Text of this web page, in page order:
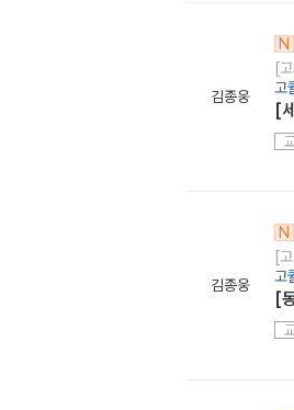
김종웅
N
[
고
[
김종웅
N
[
고
[